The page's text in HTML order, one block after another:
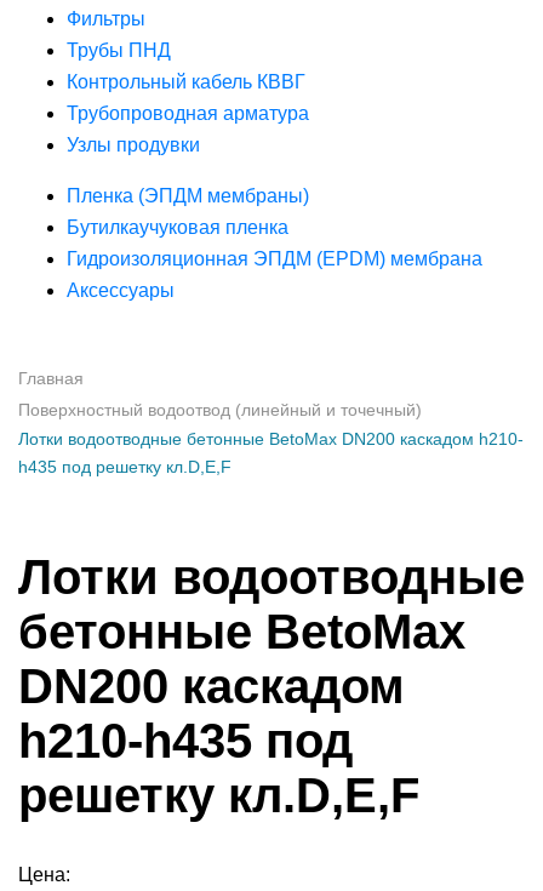
Фильтры
Трубы ПНД
Контрольный кабель КВВГ
Трубопроводная арматура
Узлы продувки
Пленка (ЭПДМ мембраны)
Бутилкаучуковая пленка
Гидроизоляционная ЭПДМ (EPDM) мембрана
Аксессуары
Главная
Поверхностный водоотвод (линейный и точечный)
Лотки водоотводные бетонные BetoMax DN200 каскадом h210-
h435 под решетку кл.D,Е,F
Лотки водоотводные
бетонные BetoMax
DN200 каскадом
h210-h435 под
решетку кл.D,Е,F
Цена: